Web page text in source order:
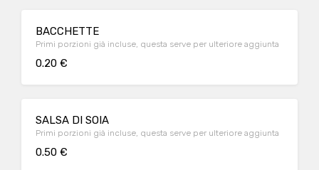
BACCHETTE
Primi porzioni già incluse, questa serve per ulteriore aggiunta
0.20 €
SALSA DI SOIA
Primi porzioni già incluse, questa serve per ulteriore aggiunta
0.50 €